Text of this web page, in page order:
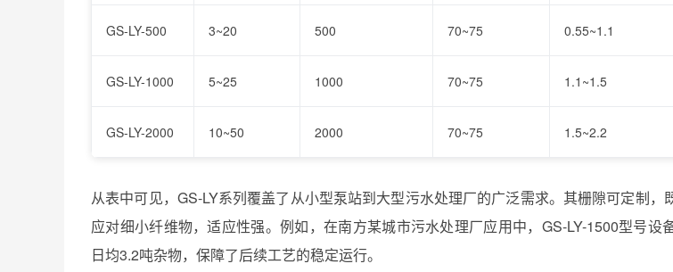
GS-LY-500 3~20 500 70~75 0.55~1.1
GS-LY-1000 5~25 1000 70~75 1.1~1.5
GS-LY-2000 10~50 2000 70~75 1.5~2.2
从表中可见，GS-LY系列覆盖了从小型泵站到大型污水处理厂的广泛需求。其栅隙可定制，
应对细小纤维物，适应性强。例如，在南方某城市污水处理厂应用中，GS-LY-1500型号设
日均3.2吨杂物，保障了后续工艺的稳定运行。